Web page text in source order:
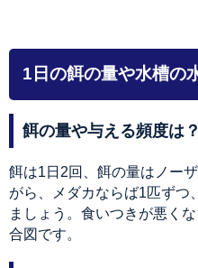
1日の餌の量や水槽の
餌の量や与える頻度は？
餌は1日2回、餌の量はノー
がら、メダカならば1匹ずつ
ましょう。食いつきが悪く
合図です。